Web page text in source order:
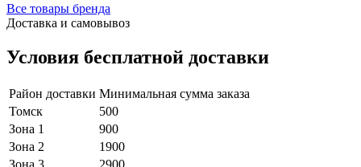
Все товары бренда
Доставка и самовывоз
Условия бесплатной доставки
Район доставки Минимальная сумма заказа
Томск
500
Зона 1
900
Зона 2
1900
Зона 3
2900